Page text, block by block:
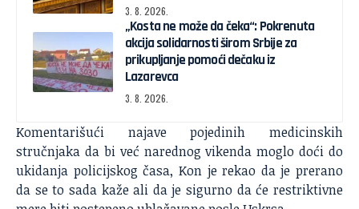
3. 8. 2026.
„Kosta ne može da čeka“: Pokrenuta
akcija solidarnosti širom Srbije za
prikupljanje pomoći dečaku iz
Lazarevca
3. 8. 2026.
Komentarišući najave pojedinih medicinskih
stručnjaka da bi već narednog vikenda moglo doći do
ukidanja policijskog časa, Kon je rekao da je prerano
da se to sada kaže ali da je sigurno da će restriktivne